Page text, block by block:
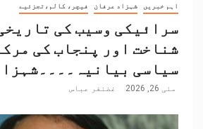
اہم خبریں شہزاد عرفان فیچر، کالم،تجزئیے
سرائیکی وسیب کی
شناخت اور پنجاب کی
سیاسی
مئی 26, 2026 غضنفر عباس